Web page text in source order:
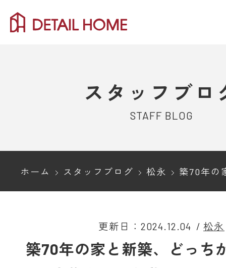
スタッフブロ
STAFF BLOG
ホーム スタッフブログ 松永 築70年の家と新築、どっち
更新日：2024.12.04 / 松永
築70年の家と新築、どっち